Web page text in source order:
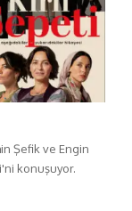
Şefik ve Engin
konuşuyor.